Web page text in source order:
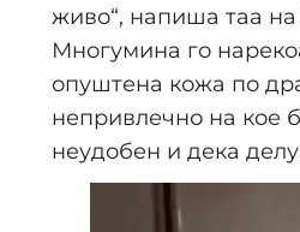
живо“, напиша таа
Многумина го
опуштена кожа по
непривлечно на кое
неудобен и дека